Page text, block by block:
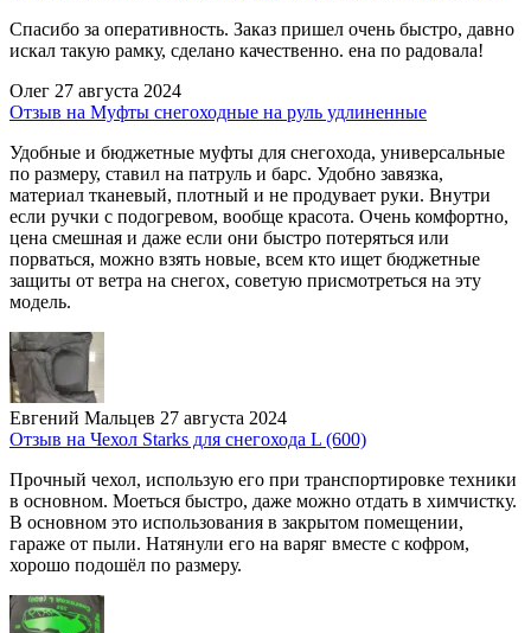
Спасибо за оперативность. Заказ пришел очень быстро, давно
искал такую рамку, сделано качественно. ена по радовала!
Олег 27 августа 2024
Отзыв на Муфты снегоходные на руль удлиненные
Удобные и бюджетные муфты для снегохода, универсальные
по размеру, ставил на патруль и барс. Удобно завязка,
материал тканевый, плотный и не продувает руки. Внутри
если ручки с подогревом, вообще красота. Очень комфортно,
цена смешная и даже если они быстро потеряться или
порваться, можно взять новые, всем кто ищет бюджетные
защиты от ветра на снегох, советую присмотреться на эту
модель.
Евгений Мальцев 27 августа 2024
Отзыв на Чехол Starks для снегохода L (600)
Прочный чехол, использую его при транспортировке техники
в основном. Моеться быстро, даже можно отдать в химчистку.
В основном это использования в закрытом помещении,
гараже от пыли. Натянули его на варяг вместе с кофром,
хорошо подошёл по размеру.